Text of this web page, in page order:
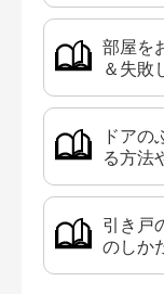
部屋を
＆失敗
ドア
る方法
引き戸
のしか